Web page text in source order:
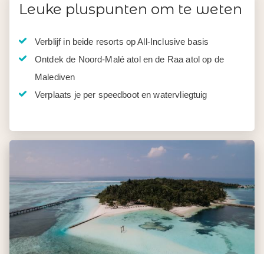
Leuke pluspunten om te weten
Verblijf in beide resorts op All-Inclusive basis
Ontdek de Noord-Malé atol en de Raa atol op de
Malediven
Verplaats je per speedboot en watervliegtuig